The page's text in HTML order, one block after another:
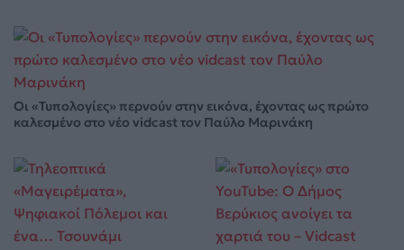
Οι «Τυπολογίες» περνούν στην εικόνα, έχοντας ως πρώτο
καλεσμένο στο νέο vidcast τον Παύλο Μαρινάκη